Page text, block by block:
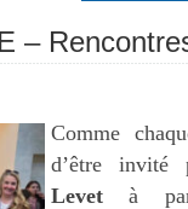
–
Comme
d’être
Levet à